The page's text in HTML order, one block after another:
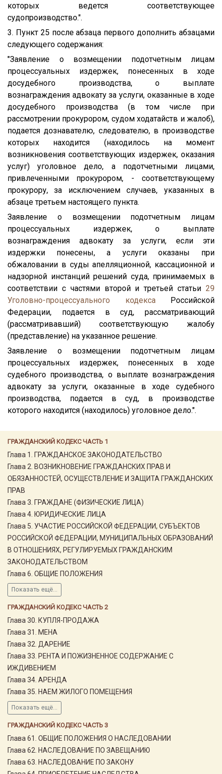
ГРАЖДАНСКИЙ КОДЕКС ЧАСТЬ 1
Глава 1. ГРАЖДАНСКОЕ ЗАКОНОДАТЕЛЬСТВО
Глава 2. ВОЗНИКНОВЕНИЕ ГРАЖДАНСКИХ ПРАВ И
ОБЯЗАННОСТЕЙ, ОСУЩЕСТВЛЕНИЕ И ЗАЩИТА ГРАЖДАНСКИХ
ПРАВ
Глава 3. ГРАЖДАНЕ (ФИЗИЧЕСКИЕ ЛИЦА)
Глава 4. ЮРИДИЧЕСКИЕ ЛИЦА
Глава 5. УЧАСТИЕ РОССИЙСКОЙ ФЕДЕРАЦИИ, СУБЪЕКТОВ
РОССИЙСКОЙ ФЕДЕРАЦИИ, МУНИЦИПАЛЬНЫХ ОБРАЗОВАНИЙ
В ОТНОШЕНИЯХ, РЕГУЛИРУЕМЫХ ГРАЖДАНСКИМ
ЗАКОНОДАТЕЛЬСТВОМ
Глава 6. ОБЩИЕ ПОЛОЖЕНИЯ
Показать ещё...
ГРАЖДАНСКИЙ КОДЕКС ЧАСТЬ 2
Глава 30. КУПЛЯ-ПРОДАЖА
Глава 31. МЕНА
Глава 32. ДАРЕНИЕ
Глава 33. РЕНТА И ПОЖИЗНЕННОЕ СОДЕРЖАНИЕ С
ИЖДИВЕНИЕМ
Глава 34. АРЕНДА
Глава 35. НАЕМ ЖИЛОГО ПОМЕЩЕНИЯ
Показать ещё...
ГРАЖДАНСКИЙ КОДЕКС ЧАСТЬ 3
Глава 61. ОБЩИЕ ПОЛОЖЕНИЯ О НАСЛЕДОВАНИИ
Глава 62. НАСЛЕДОВАНИЕ ПО ЗАВЕЩАНИЮ
Глава 63. НАСЛЕДОВАНИЕ ПО ЗАКОНУ
которых ведется соответствующее
судопроизводство.".
3. Пункт 25 после абзаца первого дополнить абзацами
следующего содержания:
"Заявление о возмещении подотчетным лицам
процессуальных издержек, понесенных в ходе
досудебного производства, о выплате
вознаграждения адвокату за услуги, оказанные в ходе
досудебного производства (в том числе при
рассмотрении прокурором, судом ходатайств и жалоб),
подается дознавателю, следователю, в производстве
которых находится (находилось на момент
возникновения соответствующих издержек, оказания
услуг) уголовное дело, а подотчетными лицами,
привлеченными прокурором, - соответствующему
прокурору, за исключением случаев, указанных в
абзаце третьем настоящего пункта.
Заявление о возмещении подотчетным лицам
процессуальных издержек, о выплате
вознаграждения адвокату за услуги, если эти
издержки понесены, а услуги оказаны при
обжаловании в суды апелляционной, кассационной и
надзорной инстанций решений суда, принимаемых в
соответствии с частями второй и третьей статьи 29
Уголовно-процессуального кодексаРоссийской
Федерации, подается в суд, рассматривающий
(рассматривавший) соответствующую жалобу
(представление) на указанное решение.
Заявление о возмещении подотчетным лицам
процессуальных издержек, понесенных в ходе
судебного производства, о выплате вознаграждения
адвокату за услуги, оказанные в ходе судебного
производства, подается в суд, в производстве
которого находится (находилось) уголовное дело.".